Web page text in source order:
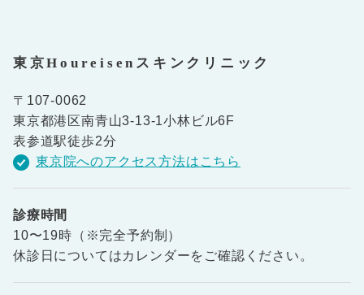
東京Houreisenスキンクリニック
〒107-0062
東京都港区南青山3-13-1小林ビル6F
表参道駅徒歩2分
東京院へのアクセス方法はこちら
診療時間
10〜19時（※完全予約制）
休診日についてはカレンダーをご確認ください。